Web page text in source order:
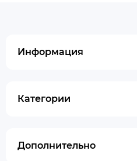
Информация
Категории
Дополнительно